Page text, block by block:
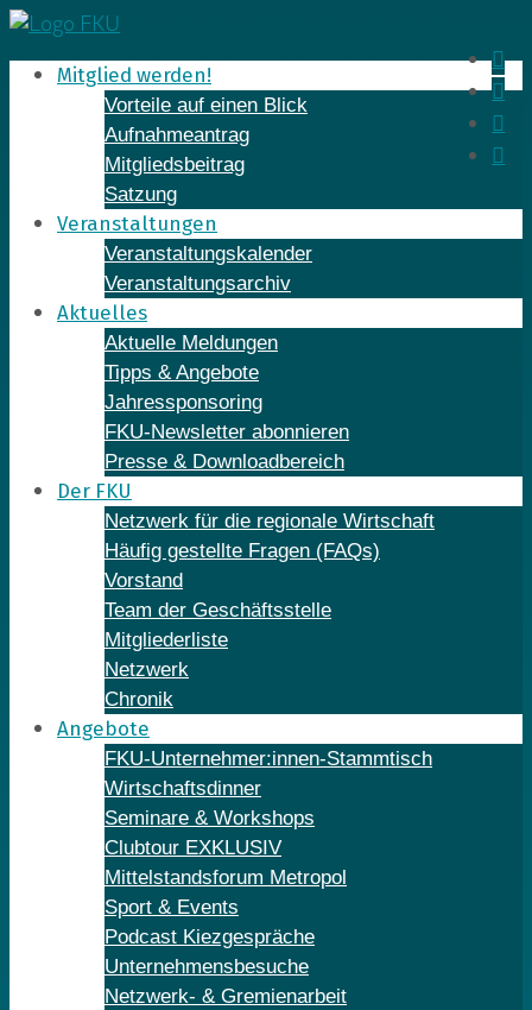
Skip
to
contentMitglied werden!
Vorteile auf einen Blick
Aufnahmeantrag
Mitgliedsbeitrag
Satzung
Veranstaltungen
Veranstaltungskalender
Veranstaltungsarchiv
Aktuelles
Aktuelle Meldungen
Tipps & Angebote
Jahressponsoring
FKU-Newsletter abonnieren
Presse & Downloadbereich
Der FKU
Netzwerk für die regionale Wirtschaft
Häufig gestellte Fragen (FAQs)
Vorstand
Team der Geschäftsstelle
Mitgliederliste
Netzwerk
Chronik
Angebote
FKU-Unternehmer:innen-Stammtisch
Wirtschaftsdinner
Seminare & Workshops
Clubtour EXKLUSIV
Mittelstandsforum Metropol
Sport & Events
Podcast Kiezgespräche
Unternehmensbesuche
Netzwerk- & Gremienarbeit